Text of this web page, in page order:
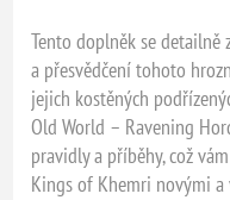
Tento doplněk se detailně
a přesvědčení tohoto
jejich kostěných
Old World – Ravening
pravidly a příběhy, což
Kings of Khemri novými